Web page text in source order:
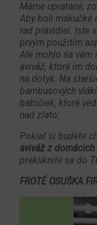
Máme upratané,
Aby boli mäkučké
rad pravidiel. Iste
prvým použitím
Ale mohlo sa vám
aviváž, ktorá im
na dotyk. Na
bambusových
babičiek, ktoré
nad zlato:
Pokiaľ si budete
aviváž z
prekliknite sa do
FROTÉ OSUŠKA